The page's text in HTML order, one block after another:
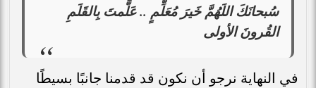
سُبحانَكَ اللَهُمَّ خَيرَ مُعَلِّمٍ .. عَلَّمتَ بِالقَلَمِ
القُرونَ الأولى
في النهاية نرجو أن نكون قد قدمنا جانبًا بسيطًا